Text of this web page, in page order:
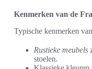
Kenmerken van de
Typische kenmerken
Rustieke meubels
stoelen.